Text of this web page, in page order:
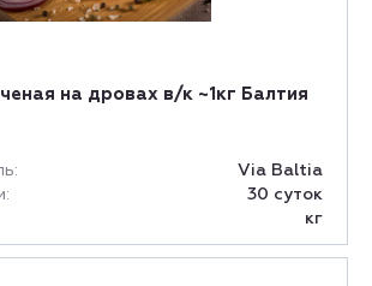
на дровах в/к ~1кг Балтия
Via Baltia
30 суток
кг